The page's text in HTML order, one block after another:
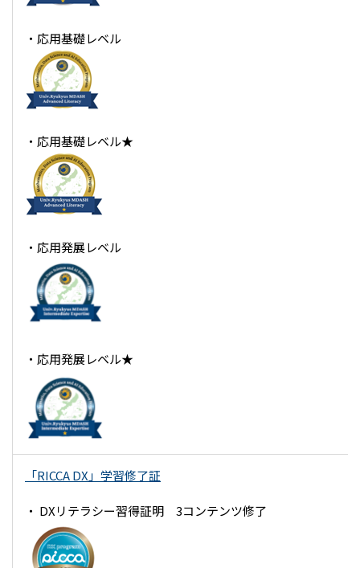
・応用基礎レベル
・応用基礎レベル★
・応用発展レベル
・応用発展レベル★
「RICCA DX」学習修了証
・ DXリテラシー習得証明 3コンテンツ修了